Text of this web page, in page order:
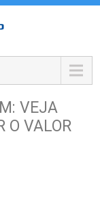
VEJA
O VALOR